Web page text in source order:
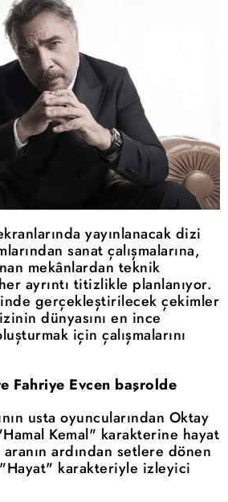
yayınlanacak dizi
sanat çalışmalarına,
mekânlardan teknik
ayrıntı titizlikle planlanıyor.
gerçekleştirilecek çekimler
dünyasını en ince
için çalışmalarını
Fahriye Evcen başrolde
usta oyuncularından Oktay
Kemal" karakterine hayat
ardından setlere dönen
karakteriyle izleyici